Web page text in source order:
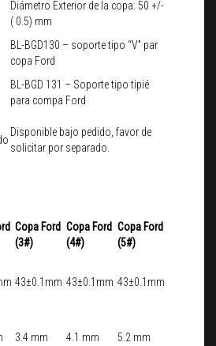
Diámetro Exterior de la copa: 50 +/-
( 0.5) mm
BL-BGD130 – soporte tipo “V” par
copa Ford
BL-BGD 131 – Soporte tipo tipié
para compa Ford
Disponible bajo pedido, favor de
solicitar por separado.
Copa Ford
(3#)
Copa Ford
(4#)
Copa Ford
(5#)
43±0.1mm 43±0.1mm 43±0.1mm
3.4 mm 4.1 mm 5.2 mm